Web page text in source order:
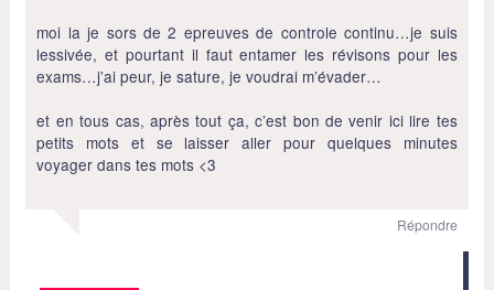
moi la je sors de 2 epreuves de controle continu…je suis
lessivée, et pourtant il faut entamer les révisons pour les
exams…j’ai peur, je sature, je voudrai m’évader…
et en tous cas, après tout ça, c’est bon de venir ici lire tes
petits mots et se laisser aller pour quelques minutes
voyager dans tes mots <3
Répondre